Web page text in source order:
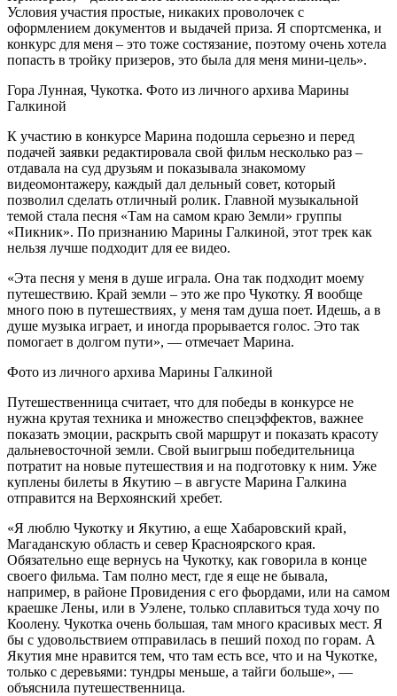
Условия участия простые, никаких проволочек с
оформлением документов и выдачей приза. Я спортсменка, и
конкурс для меня – это тоже состязание, поэтому очень хотела
попасть в тройку призеров, это была для меня мини-цель».
Гора Лунная, Чукотка. Фото из личного архива Марины
Галкиной
К участию в конкурсе Марина подошла серьезно и перед
подачей заявки редактировала свой фильм несколько раз –
отдавала на суд друзьям и показывала знакомому
видеомонтажеру, каждый дал дельный совет, который
позволил сделать отличный ролик. Главной музыкальной
темой стала песня «Там на самом краю Земли» группы
«Пикник». По признанию Марины Галкиной, этот трек как
нельзя лучше подходит для ее видео.
«Эта песня у меня в душе играла. Она так подходит моему
путешествию. Край земли – это же про Чукотку. Я вообще
много пою в путешествиях, у меня там душа поет. Идешь, а в
душе музыка играет, и иногда прорывается голос. Это так
помогает в долгом пути», — отмечает Марина.
Фото из личного архива Марины Галкиной
Путешественница считает, что для победы в конкурсе не
нужна крутая техника и множество спецэффектов, важнее
показать эмоции, раскрыть свой маршрут и показать красоту
дальневосточной земли. Свой выигрыш победительница
потратит на новые путешествия и на подготовку к ним. Уже
куплены билеты в Якутию – в августе Марина Галкина
отправится на Верхоянский хребет.
«Я люблю Чукотку и Якутию, а еще Хабаровский край,
Магаданскую область и север Красноярского края.
Обязательно еще вернусь на Чукотку, как говорила в конце
своего фильма. Там полно мест, где я еще не бывала,
например, в районе Провидения с его фьордами, или на самом
краешке Лены, или в Уэлене, только сплавиться туда хочу по
Коолену. Чукотка очень большая, там много красивых мест. Я
бы с удовольствием отправилась в пеший поход по горам. А
Якутия мне нравится тем, что там есть все, что и на Чукотке,
только с деревьями: тундры меньше, а тайги больше», —
объяснила путешественница.